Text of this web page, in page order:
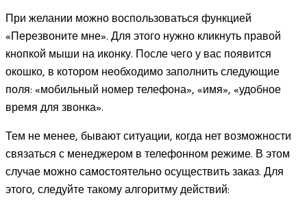
При желании можно воспользоваться функцией
«Перезвоните мне». Для этого нужно кликнуть правой
кнопкой мыши на иконку. После чего у вас появится
окошко, в котором необходимо заполнить следующие
поля: «мобильный номер телефона», «имя», «удобное
время для звонка».
Тем не менее, бывают ситуации, когда нет возможности
связаться с менеджером в телефонном режиме. В этом
случае можно самостоятельно осуществить заказ. Для
этого, следуйте такому алгоритму действий: